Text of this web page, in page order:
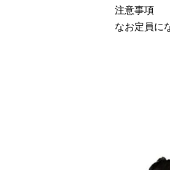
注意事項
なお定員に
同業他